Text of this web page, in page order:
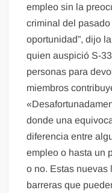
empleo sin la
criminal del
oportunidad”, dijo
quien auspició S-
personas para
miembros
donde una
diferencia entre
empleo o hasta un
o no. Estas nuevas
barreras que